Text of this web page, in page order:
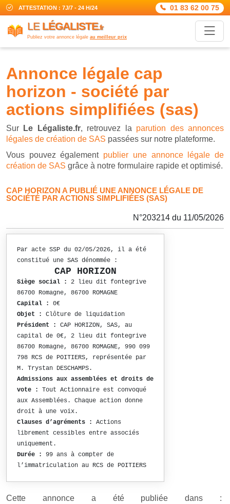
ATTESTATION : 7J/7 - 24 H/24 01 83 62 00 75
LE LÉGALISTE.fr
Publiez votre annonce légale au meilleur prix
annonce légale cap
horizon - société par
actions simplifiées (sas)
Sur Le Légaliste.fr, retrouvez la parution des annonces
légales de création de SAS passées sur notre plateforme.
Vous pouvez également publier une annonce légale de
création de SAS grâce à notre formulaire rapide et optimisé.
CAP HORIZON A PUBLIÉ UNE ANNONCE LÉGALE DE
SOCIÉTÉ PAR ACTIONS SIMPLIFIÉES (SAS)
N°203214 du 11/05/2026
Par acte SSP du 02/05/2026, il a été
constitué une SAS dénommée :
CAP HORIZON
Siège social :
2 lieu dit fontegrive
86700 Romagne, 86700 ROMAGNE
Capital :
0€
Objet :
Clôture de liquidation
Président :
CAP HORIZON, SAS, au
capital de 0€, 2 lieu dit fontegrive
86700 Romagne, 86700 ROMAGNE, 990 099
798 RCS de POITIERS, représentée par
M. Trystan DESCHAMPS.
Admissions aux assemblées et droits de
vote : Tout Actionnaire est convoqué
aux Assemblées. Chaque action donne
droit à une voix.
Clauses d’agréments :
Actions
librement cessibles entre associés
uniquement.
Durée :
99 ans à compter de
l’immatriculation au RCS de POITIERS
Cette annonce a été publiée dans :